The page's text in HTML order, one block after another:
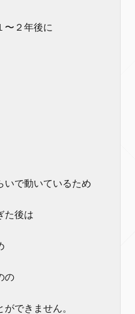
〜２年後に
いで動いているため
た後は
の
できません。